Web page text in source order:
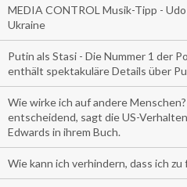
MEDIA CONTROL Musik-Tipp -
Ukraine
Putin als Stasi - Die Nummer 1 der
enthält spektakuläre Details über
Wie wirke ich auf andere
entscheidend, sagt die US-
Edwards in ihrem Buch.
Wie kann ich verhindern, dass ich zu